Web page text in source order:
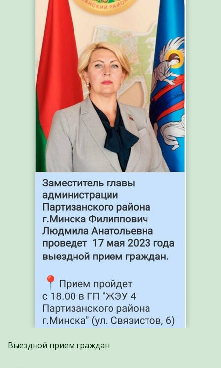
Выездной прием граждан.